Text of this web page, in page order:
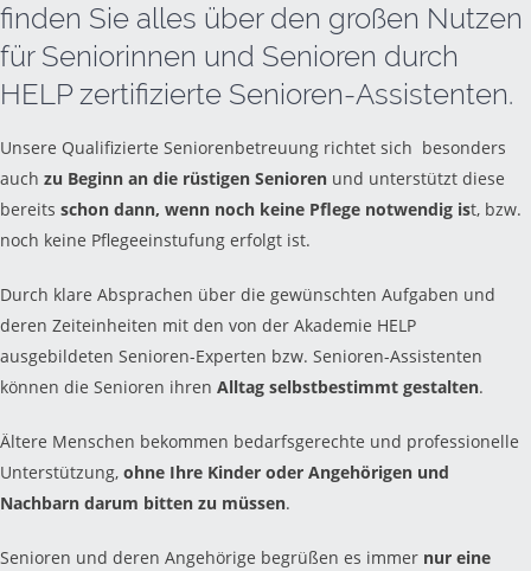
finden Sie alles über den großen Nutzen
für Seniorinnen und Senioren durch
HELP zertifizierte Senioren-Assistenten.
Unsere Qualifizierte Seniorenbetreuung richtet sich besonders
auch zu Beginn an die rüstigen Senioren und unterstützt diese
bereits schon dann, wenn noch keine Pflege notwendig ist, bzw.
noch keine Pflegeeinstufung erfolgt ist.
Durch klare Absprachen über die gewünschten Aufgaben und
deren Zeiteinheiten mit den von der Akademie HELP
ausgebildeten Senioren-Experten bzw. Senioren-Assistenten
können die Senioren ihren Alltag selbstbestimmt gestalten.
Ältere Menschen bekommen bedarfsgerechte und professionelle
Unterstützung, ohne Ihre Kinder oder Angehörigen und
Nachbarn darum bitten zu müssen.
Senioren und deren Angehörige begrüßen es immer nur eine